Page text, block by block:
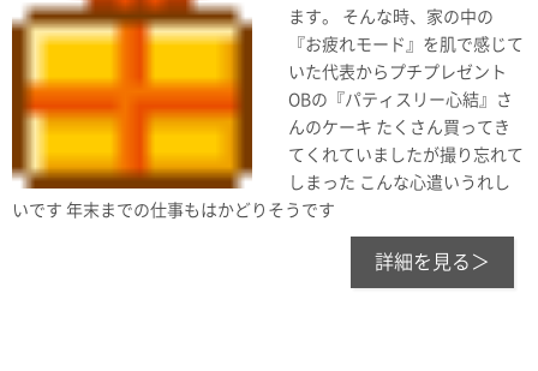
ます。 そんな時、家の中の
『お疲れモード』を肌で感じて
いた代表からプチプレゼント
OBの『パティスリー心結』さ
んのケーキ たくさん買ってき
てくれていましたが撮り忘れて
しまった こんな心遣いうれし
いです 年末までの仕事もはかどりそうです
詳細を見る＞